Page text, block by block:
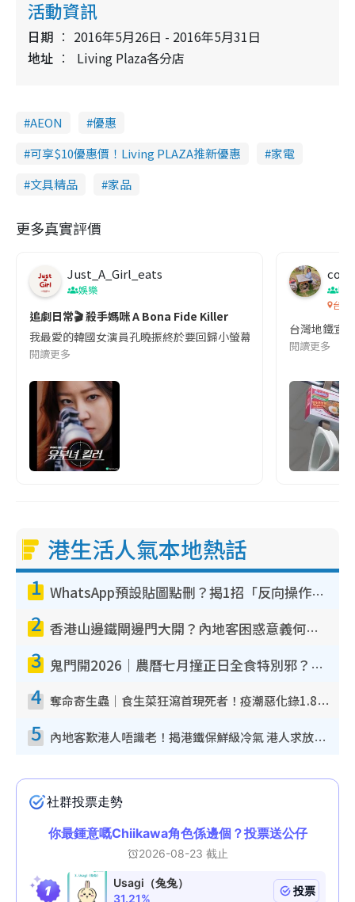
活動資訊
日期
2016年5月26日 - 2016年5月31日
地址
Living Plaza各分店
AEON
優惠
可享$10優惠價！Living PLAZA推新優惠
家電
文具精品
家品
更多真實評價
Just_A_Girl_eats
娛樂
追劇日常🎬 殺手媽咪 A Bona Fide Killer
我最愛的韓國女演員孔曉振終於要回歸小螢幕啦!這次的劇本改編
閱讀更多
co
吹
台灣
台灣地鐵宣
閱讀更多
港生活人氣本地熱話
1 WhatsApp預設貼圖點刪？揭1招「反向操作」還原簡潔介面 附3步實測教學
2 香港山邊鐵閘邊門大開？內地客困惑意義何在！網民神回覆：呢種叫法理性防禦
3 鬼門開2026｜農曆七月撞正日全食特別邪？專家警告切忌做一事！揭4大禁忌+2招保平安
4 奪命寄生蟲｜食生菜狂瀉首現死者！疫潮惡化錄1.8萬宗病例 揭洗菜3大謬誤
5 內地客歎港人唔識老！揭港鐵保鮮級冷氣 港人求放過：咪投訴